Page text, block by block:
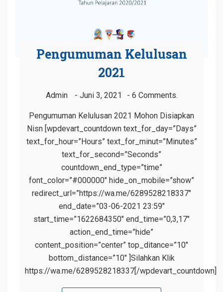
Pengumuman Kelulusan
2021
Admin Juni 3, 2021 6 Comments.
Pengumuman Kelulusan 2021 Mohon Disiapkan
Nisn [wpdevart_countdown text_for_day=”Days”
text_for_hour=”Hours” text_for_minut=”Minutes”
text_for_second=”Seconds”
countdown_end_type=”time”
font_color=”#000000″ hide_on_mobile=”show”
redirect_url=”https://wa.me/6289528218337″
end_date=”03-06-2021 23:59″
start_time=”1622684350″ end_time=”0,3,17″
action_end_time=”hide”
content_position=”center” top_ditance=”10″
bottom_distance=”10″ ]Silahkan Klik
https://wa.me/6289528218337[/wpdevart_countdown]